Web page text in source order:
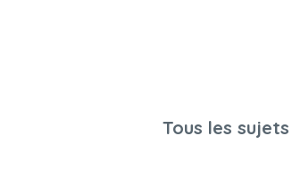
Tous les sujets